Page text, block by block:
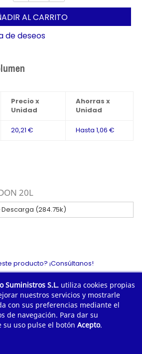
AL CARRITO
de deseos
Precio x
Unidad
Ahorras x
Unidad
20,21 € Hasta 1,06 €
20L
Descarga (284.75k)
producto? ¡Consúltanos!
Suministros S.L. utiliza cookies propias
nuestros servicios y mostrarle
con sus preferencias mediante el
de navegación. Para dar su
uso pulse el botón Acepto.